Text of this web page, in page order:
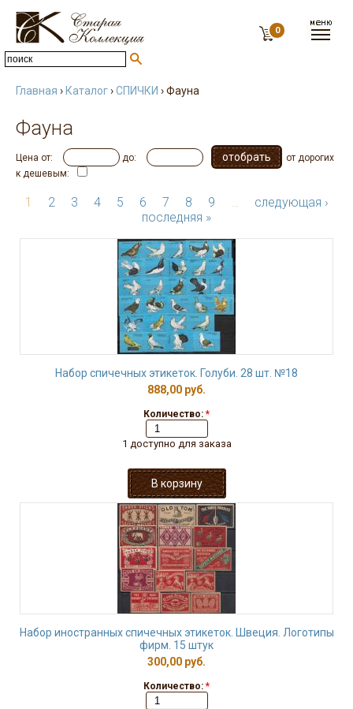
0
Главная › Каталог›СПИЧКИ › Фауна
Фауна
Цена от: до:
от дорогих
к дешевым:
1 2 3 4 5 6 7 8 9 …
следующая ›
последняя »
Набор спичечных этикеток. Голуби. 28 шт. №18
888,00 руб.
Количество: *
1 доступно для заказа
Набор иностранных спичечных этикеток. Швеция. Логотипы
фирм. 15 штук
300,00 руб.
Количество: *